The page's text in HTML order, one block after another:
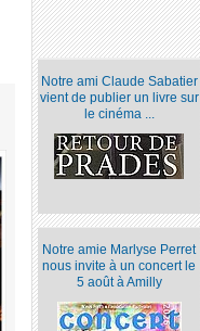
Notre ami Claude Sabatier
vient de publier un livre sur
le cinéma ...
Notre amie Marlyse Perret
nous invite à un concert le
5 août à Amilly